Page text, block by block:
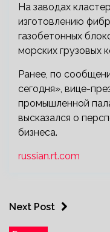
На заводах
изготовлению
газобетонных
морских грузовых
Ранее, по
сегодня», вице-
промышленной
высказался о
бизнеса.
russian.rt.com
Next Post